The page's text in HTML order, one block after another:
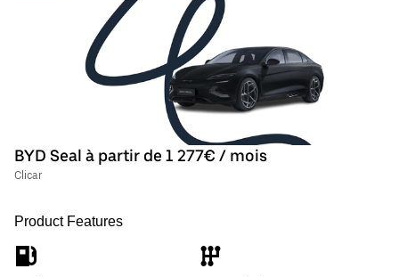
BYD Seal à partir de 1 277€ / mois
Clicar
Product Features